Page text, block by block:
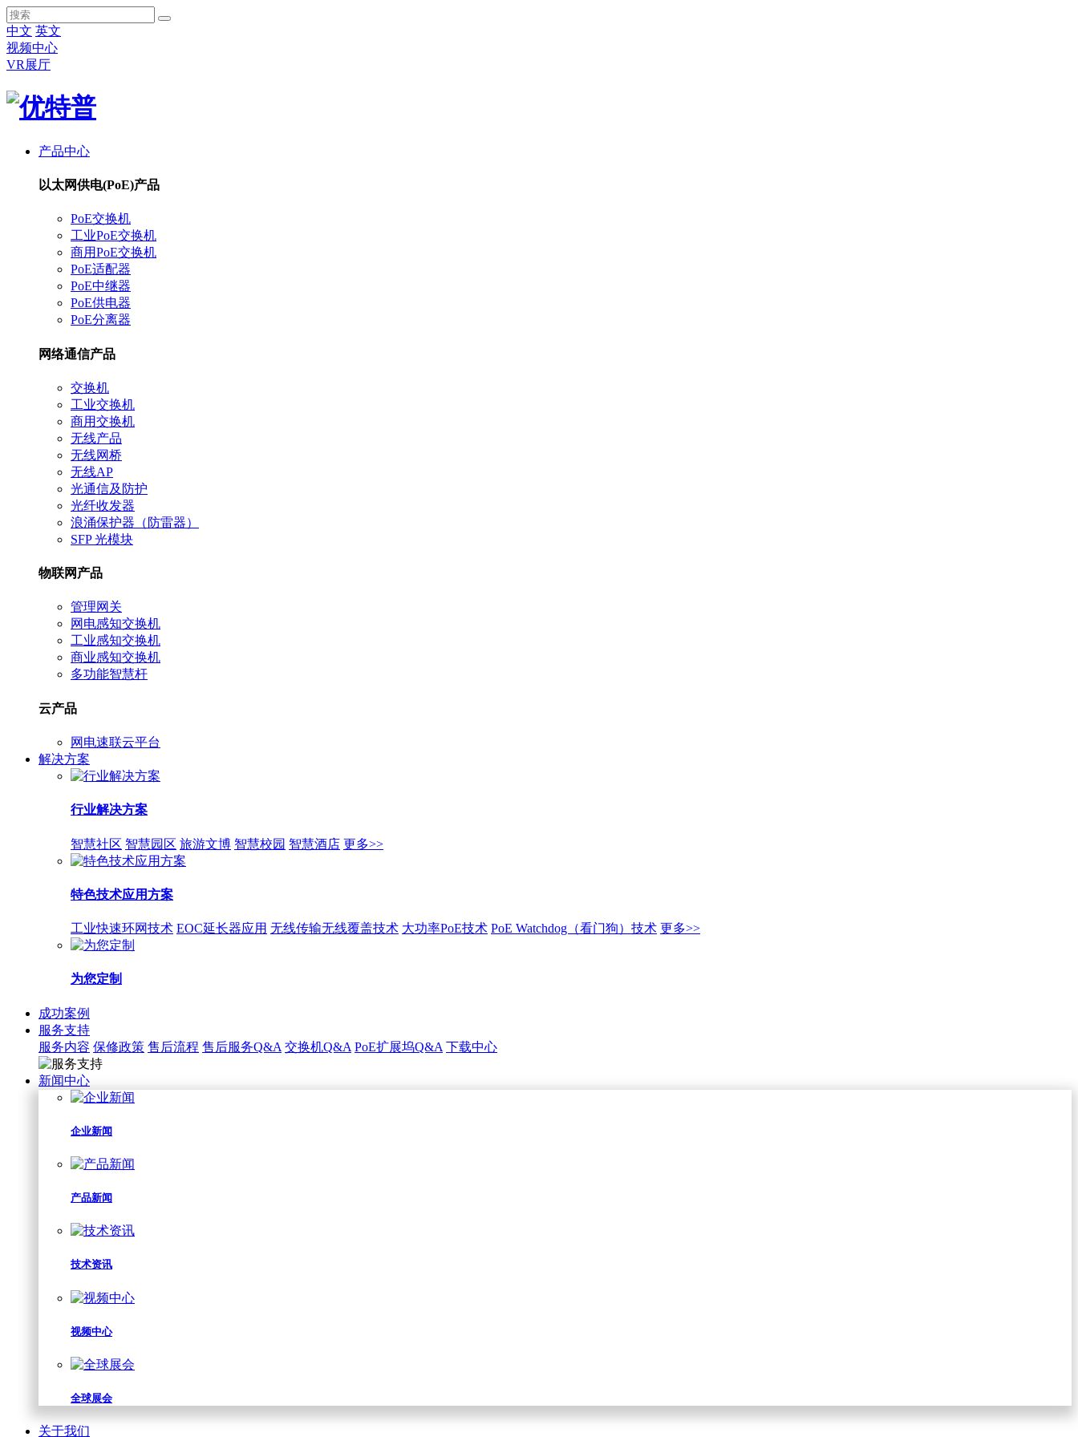
中文 英文
视频中心
VR展厅
产品中心
以太网供电(PoE)产品
PoE交换机
工业PoE交换机
商用PoE交换机
PoE适配器
PoE中继器
PoE供电器
PoE分离器
网络通信产品
交换机
工业交换机
商用交换机
无线产品
无线网桥
无线AP
光通信及防护
光纤收发器
浪涌保护器（防雷器）
SFP 光模块
物联网产品
管理网关
网电感知交换机
工业感知交换机
商业感知交换机
多功能智慧杆
云产品
网电速联云平台
解决方案
行业解决方案
智慧社区 智慧园区 旅游文博 智慧校园 智慧酒店 更多>>
特色技术应用方案
工业快速环网技术 EOC延长器应用 无线传输无线覆盖技术 大功率PoE技术 PoE Watchdog（看门狗）技术 更多>>
为您定制
成功案例
服务支持
服务内容 保修政策 售后流程 售后服务Q&A 交换机Q&A PoE扩展坞Q&A 下载中心
新闻中心
企业新闻
产品新闻
技术资讯
视频中心
全球展会
关于我们